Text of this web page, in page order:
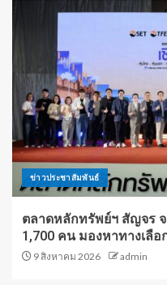
ข่าวประชาสัมพันธ์
ตลาดหลักทรัพย์ฯ สัญจร
1,700 คน มองหาทางเลื
9 สิงหาคม 2026 admin